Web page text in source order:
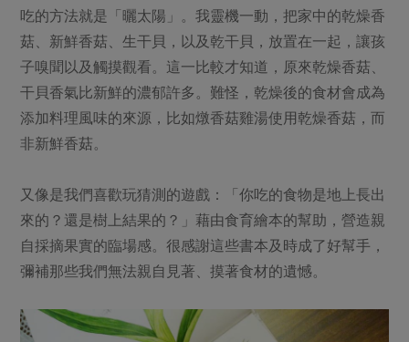
吃的方法就是「曬太陽」。我靈機一動，把家中的乾燥香
菇、新鮮香菇、生干貝，以及乾干貝，放置在一起，讓孩
子嗅聞以及觸摸觀看。這一比較才知道，原來乾燥香菇、
干貝香氣比新鮮的濃郁許多。難怪，乾燥後的食材會成為
添加料理風味的來源，比如燉香菇雞湯使用乾燥香菇，而
非新鮮香菇。
又像是我們喜歡玩猜測的遊戲：「你吃的食物是地上長出
來的？還是樹上結果的？」藉由食育繪本的幫助，營造親
自採摘果實的臨場感。很感謝這些書本及時成了好幫手，
彌補那些我們無法親自見著、摸著食材的遺憾。